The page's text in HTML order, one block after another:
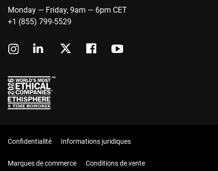
Monday — Friday, 9am — 6pm CET
+1 (855) 799-5529
Confidentialité Informations juridiques
Marques de commerce Conditions de vente